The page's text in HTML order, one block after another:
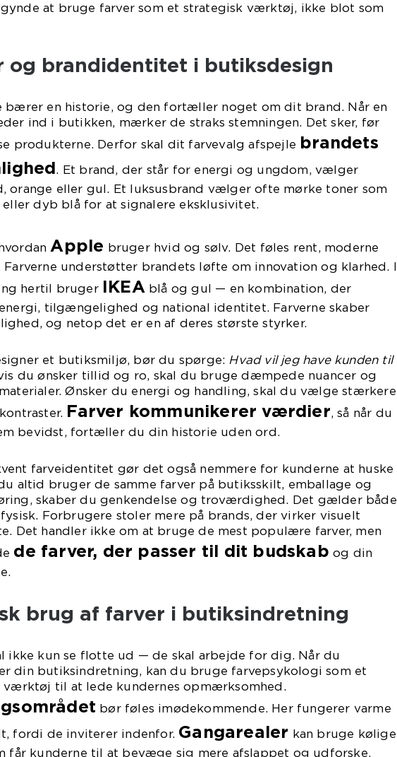
at bruge farver som et strategisk værktøj, ikke blot som
og brandidentitet i butiksdesign
bærer en historie, og den fortæller noget om dit brand. Når en
ind i butikken, mærker de straks stemningen. Det sker, før
produkterne. Derfor skal dit farvevalg afspejle brandets
. Et brand, der står for energi og ungdom, vælger
orange eller gul. Et luksusbrand vælger ofte mørke toner som
dyb blå for at signalere eksklusivitet.
Apple bruger hvid og sølv. Det føles rent, moderne
Farverne understøtter brandets løfte om innovation og klarhed. I
hertil bruger IKEAblå og gul — en kombination, der
tilgængelighed og national identitet. Farverne skaber
og netop det er en af deres største styrker.
et butiksmiljø, bør du spørge: Hvad vil jeg have kunden til
du ønsker tillid og ro, skal du bruge dæmpede nuancer og
Ønsker du energi og handling, skal du vælge stærkere
Farver kommunikerer værdier, så når du
bevidst, fortæller du din historie uden ord.
farveidentitet gør det også nemmere for kunderne at huske
altid bruger de samme farver på butiksskilt, emballage og
skaber du genkendelse og troværdighed. Det gælder både
Forbrugere stoler mere på brands, der virker visuelt
Det handler ikke om at bruge de mest populære farver, men
de farver, der passer til dit budskab og din
brug af farver i butiksindretning
ikke kun se flotte ud — de skal arbejde for dig. Når du
din butiksindretning, kan du bruge farvepsykologi som et
værktøj til at lede kundernes opmærksomhed.
bør føles imødekommende. Her fungerer varme
fordi de inviterer indenfor. Gangarealer kan bruge kølige
får kunderne til at bevæge sig mere afslappet og udforske.